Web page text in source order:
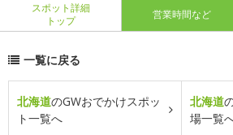
スポット詳細
トップ
営業時間など
一覧に戻る
北海道のGWおでかけスポッ
ト一覧へ
北海道
場一覧